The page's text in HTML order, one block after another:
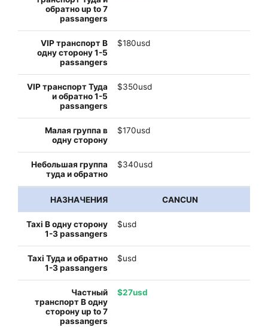
$180usd
$350usd
$170usd
$340usd
CANCUN
$usd
$usd
$27usd